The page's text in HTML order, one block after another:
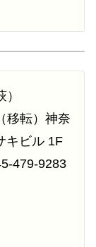
移転）神奈
キビル 1F
479-9283